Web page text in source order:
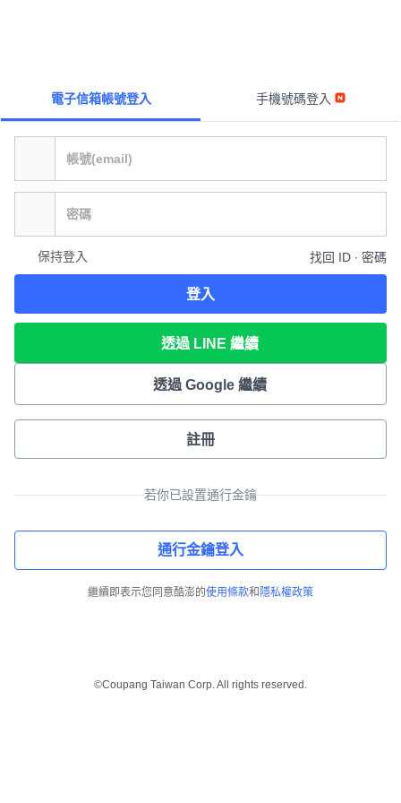
電子信箱帳號登入 手機號碼登入
保持登入 找回 ID ∙ 密碼
登入
透過 LINE 繼續
透過 Google 繼續
註冊
若你已設置通行金鑰
通行金鑰登入
繼續即表示您同意酷澎的使用條款和 隱私權政策
©Coupang Taiwan Corp. All rights reserved.